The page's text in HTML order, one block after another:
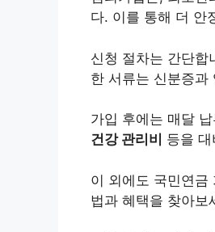
다. 이를 통해 더 안
신청 절차는 간단합
한 서류는 신분증과
가입 후에는 매달
건강관리비 등을
이 외에도 국민연금
법과 혜택을 찾아보